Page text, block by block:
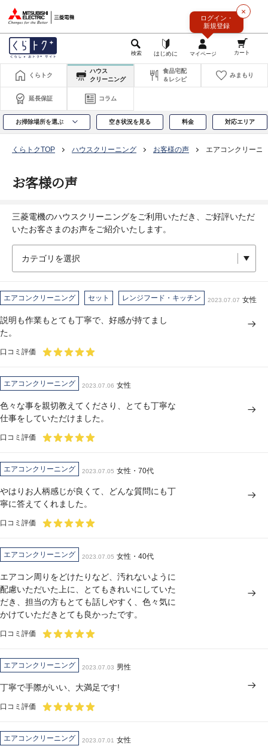
×
ログイン・
新規登録
くらトク
ハウス
クリーニング
食品宅配
＆レシピ
みまもり
延長保証 コラム
お掃除場所を選ぶ 空き状況を見る 料金 対応エリア
くらトクTOP ハウスクリーニング お客様の声 エアコンクリーニ
お客様の声
三菱電機のハウスクリーニングをご利用いただき、ご好評いただ
いたお客さまのお声をご紹介いたします。
エアコンクリーニング セット レンジフード・キッチン 2023.07.07 女性
説明も作業もとても丁寧で、好感が持てまし
た。
口コミ評価
エアコンクリーニング 2023.07.06 女性
色々な事を親切教えてくださり、とても丁寧な
仕事をしていただけました。
口コミ評価
エアコンクリーニング 2023.07.05 女性・70代
やはりお人柄感じが良くて、どんな質問にも丁
寧に答えてくれました。
口コミ評価
エアコンクリーニング 2023.07.05 女性・40代
エアコン周りをどけたりなど、汚れないように
配慮いただいた上に、とてもきれいにしていた
だき、担当の方もとても話しやすく、色々気に
かけていただきとても良かったです。
口コミ評価
エアコンクリーニング 2023.07.03 男性
丁寧で手際がいい、大満足です!
口コミ評価
エアコンクリーニング 2023.07.01 女性